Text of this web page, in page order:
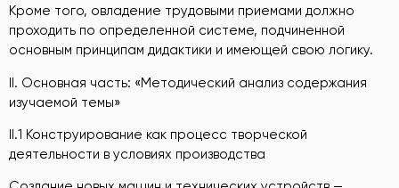
Кроме того, овладение трудовыми приемами должно
проходить по определенной системе, подчиненной
основным принципам дидактики и имеющей свою логику.
II. Основная часть: «Методический анализ содержания
изучаемой темы»
II.1 Конструирование как процесс творческой
деятельности в условиях производства